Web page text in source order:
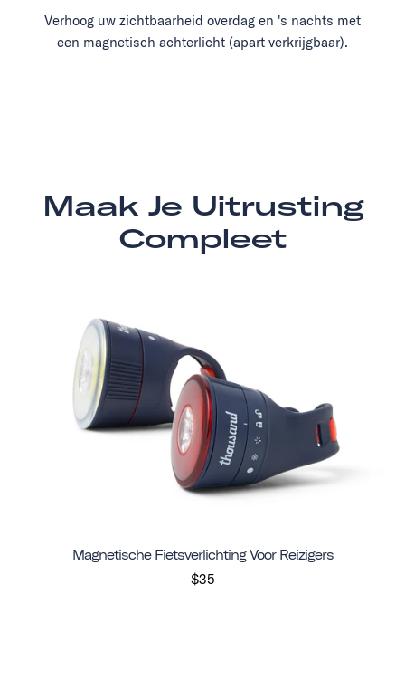
Verhoog uw zichtbaarheid overdag en 's nachts met
een magnetisch achterlicht (apart verkrijgbaar).
Maak Je Uitrusting
Compleet
Magnetische Fietsverlichting Voor Reizigers
$35